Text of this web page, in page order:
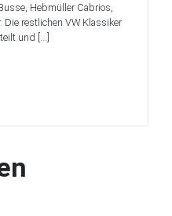
Hebmüller Cabrios,
Die restlichen VW Klassiker
und […]